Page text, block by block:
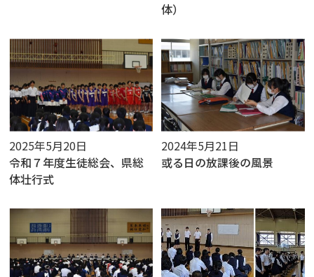
体）
2025年5月20日
令和７年度生徒総会、県総
体壮行式
2024年5月21日
或る日の放課後の風景